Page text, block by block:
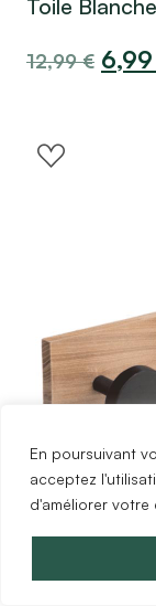
En poursuivant
acceptez
d'améliorer votre
Toile
12,99€ 6,99